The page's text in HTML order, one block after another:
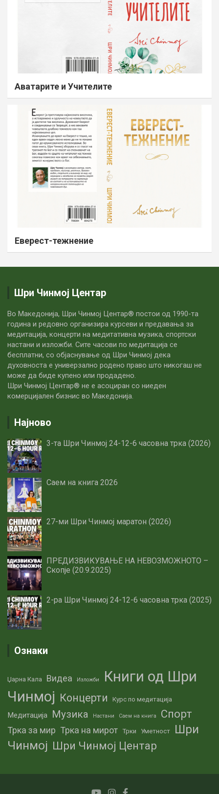
Аватарите и Учителите
Еверест-тежнение
Шри Чинмој Центар
Во Македонија, Шри Чинмој Центар® постои од 1990-та
година и редовно организира курсеви и предавања за
медитација, концерти на медитативна музика, спортски
настани и изложби. Сите часови по медитацијa се
бесплатни, со објаснување од Шри Чинмој дека
духовноста е универзално родено право што никогаш не
може да биде купено или продадено.
Шри Чинмој Центар® не е асоциран со ниеден
комерцијален бизнис во Македонија.
Најново
3-та Шри Чинмој 24-12-6 часовна трка (2026)
Саем на книга 2026
27-ми Шри Чинмој маратон (2026)
ПРЕДИЗВИКУВАЊЕ НА НЕВОЗМОЖНОТО –
Скопје (20.9.2025)
2-ра Шри Чинмој 24-12-6 часовна трка (2025)
Ознаки
Џарна Кала Видеа Изложби
Книги од Шри
Чинмој Концерти Курс по медитација
Медитација Музика Настани Саем на книга Спорт
Трка за мир Трка на мирот Трки Уметност
Шри
Чинмој Шри Чинмој Центар